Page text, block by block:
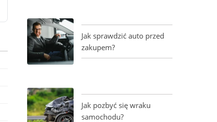
Jak sprawdzić auto przed
zakupem?
Jak pozbyć się wraku
samochodu?